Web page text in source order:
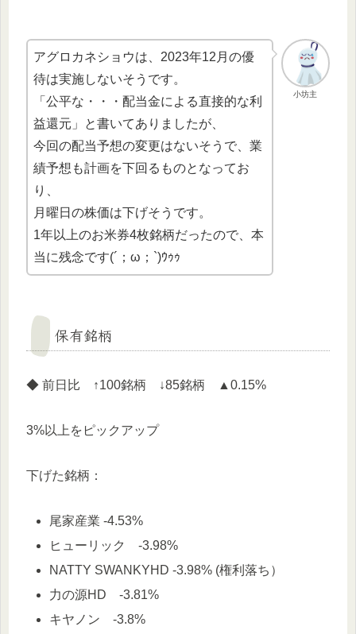
小坊主
アグロカネショウは、2023年12月の優
待は実施しないそうです。
「公平な・・・配当金による直接的な利
益還元」と書いてありましたが、
今回の配当予想の変更はないそうで、業
績予想も計画を下回るものとなってお
り、
月曜日の株価は下げそうです。
1年以上のお米券4枚銘柄だったので、本
当に残念です(´；ω；`)ｳｩｩ
保有銘柄
◆ 前日比 ↑100銘柄 ↓85銘柄 ▲0.15%
3%以上をピックアップ
下げた銘柄：
尾家産業 -4.53%
ヒューリック -3.98%
NATTY SWANKYHD -3.98% (権利落ち）
力の源HD -3.81%
キヤノン -3.8%